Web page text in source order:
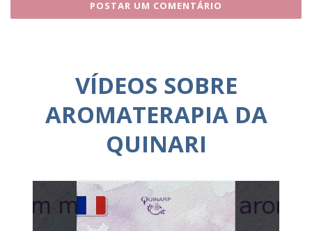
VÍDEOS SOBRE
AROMATERAPIA DA
QUINARI